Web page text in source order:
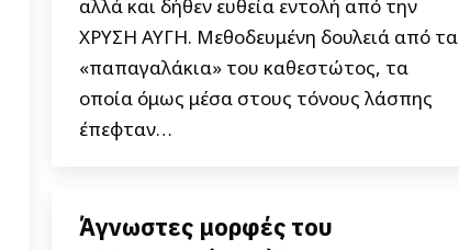
αλλά και δήθεν ευθεία εντολή από την
ΧΡΥΣΗ ΑΥΓΗ. Μεθοδευμένη δουλειά από τα
«παπαγαλάκια» του καθεστώτος, τα
οποία όμως μέσα στους τόνους λάσπης
έπεφταν…
Άγνωστες μορφές του